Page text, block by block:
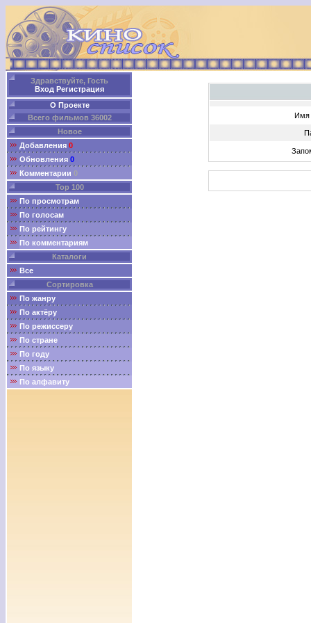
Здравствуйте, Гость
Вход Регистрация
О Проекте
Всего фильмов 36002
Новое
Добавления 0
Обновления 0
Комментарии 0
Top 100
По просмотрам
По голосам
По рейтингу
По комментариям
Каталоги
Все
Сортировка
По жанру
По актёру
По режиссеру
По стране
По году
По языку
По алфавиту
Имя